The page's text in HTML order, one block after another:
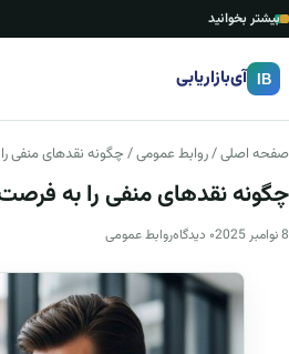
بیشتر بخوانید
IB آی‌بازاریابی
صفحه اصلی/روابط عمومی/ چگونه نقدهای منفی
چگونه نقدهای منفی را به
8 نوامبر 2025 ۰ دیدگاه روابط عمومی